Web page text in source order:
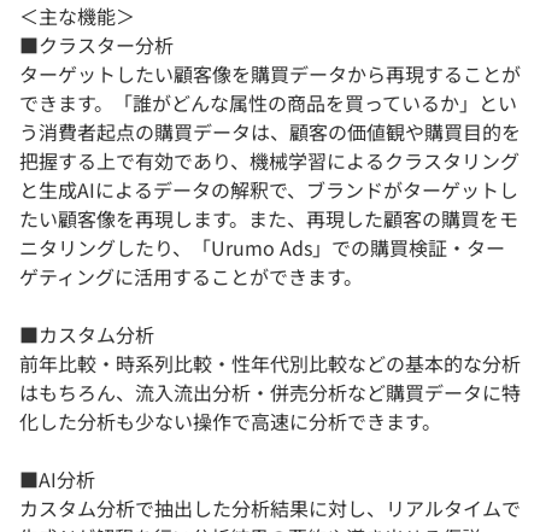
＜主な機能＞
■クラスター分析
ターゲットしたい顧客像を購買データから再現することが
できます。「誰がどんな属性の商品を買っているか」とい
う消費者起点の購買データは、顧客の価値観や購買目的を
把握する上で有効であり、機械学習によるクラスタリング
と生成AIによるデータの解釈で、ブランドがターゲットし
たい顧客像を再現します。また、再現した顧客の購買をモ
ニタリングしたり、「Urumo Ads」での購買検証・ター
ゲティングに活用することができます。
■カスタム分析
前年比較・時系列比較・性年代別比較などの基本的な分析
はもちろん、流入流出分析・併売分析など購買データに特
化した分析も少ない操作で高速に分析できます。
■AI分析
カスタム分析で抽出した分析結果に対し、リアルタイムで